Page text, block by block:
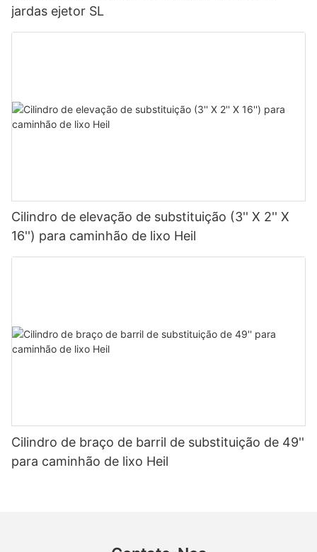
jardas ejetor SL
Cilindro de elevação de substituição (3'' X 2'' X
16'') para caminhão de lixo Heil
Cilindro de braço de barril de substituição de 49''
para caminhão de lixo Heil